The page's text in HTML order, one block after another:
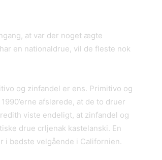
at var der noget ægte
en nationaldrue, vil de fleste nok
og zinfandel er ens. Primitivo og
afslørede, at de to druer
viste endeligt, at zinfandel og
drue crljenak kastelanski. En
i bedste velgående i Californien.